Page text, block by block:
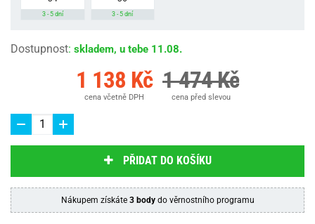
3 - 5 dní 3 - 5 dní
Dostupnost: skladem, u tebe 11.08.
1 138 Kč
cena včetně DPH
1 474 Kč
cena před slevou
PŘIDAT DO KOŠÍKU
Nákupem získáte 3 bodydo věrnostního programu